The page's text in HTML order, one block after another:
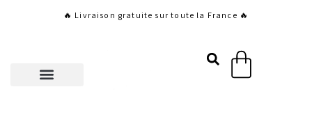
🔥 Livraison gratuite sur toute la France 🔥
Panier